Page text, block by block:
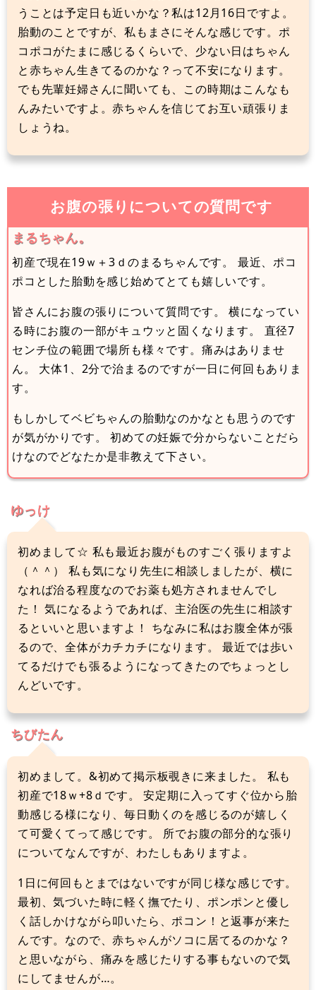
うことは予定日も近いかな？私は12月16日ですよ。
胎動のことですが、私もまさにそんな感じです。ポ
コポコがたまに感じるくらいで、少ない日はちゃん
と赤ちゃん生きてるのかな？って不安になります。
でも先輩妊婦さんに聞いても、この時期はこんなも
んみたいですよ。赤ちゃんを信じてお互い頑張りま
しょうね。
お腹の張りについての質問です
まるちゃん。
初産で現在19ｗ＋3ｄのまるちゃんです。 最近、ポコ
ポコとした胎動を感じ始めてとても嬉しいです。
皆さんにお腹の張りについて質問です。 横になってい
る時にお腹の一部がキュウッと固くなります。 直径7
センチ位の範囲で場所も様々です。痛みはありませ
ん。 大体1、2分で治まるのですが一日に何回もありま
す。
もしかしてベビちゃんの胎動なのかなとも思うのです
が気がかりです。 初めての妊娠で分からないことだら
けなのでどなたか是非教えて下さい。
ゆっけ
初めまして☆ 私も最近お腹がものすごく張りますよ
（＾＾） 私も気になり先生に相談しましたが、横に
なれば治る程度なのでお薬も処方されませんでし
た！ 気になるようであれば、主治医の先生に相談す
るといいと思いますよ！ ちなみに私はお腹全体が張
るので、全体がカチカチになります。 最近では歩い
てるだけでも張るようになってきたのでちょっとし
んどいです。
ちびたん
初めまして。&初めて掲示板覗きに来ました。 私も
初産で18ｗ+8ｄです。 安定期に入ってすぐ位から胎
動感じる様になり、毎日動くのを感じるのが嬉しく
て可愛くてって感じです。 所でお腹の部分的な張り
についてなんですが、わたしもありますよ。
1日に何回もとまではないですが同じ様な感じです。
最初、気づいた時に軽く撫でたり、ポンポンと優し
く話しかけながら叩いたら、ポコン！と返事が来た
んです。なので、赤ちゃんがソコに居てるのかな？
と思いながら、痛みを感じたりする事もないので気
にしてませんが…。